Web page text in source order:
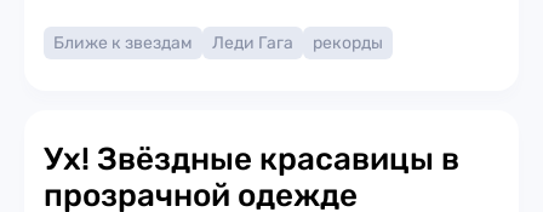
Ближе к звездам Леди Гага рекорды
Ух! Звёздные красавицы в
прозрачной одежде